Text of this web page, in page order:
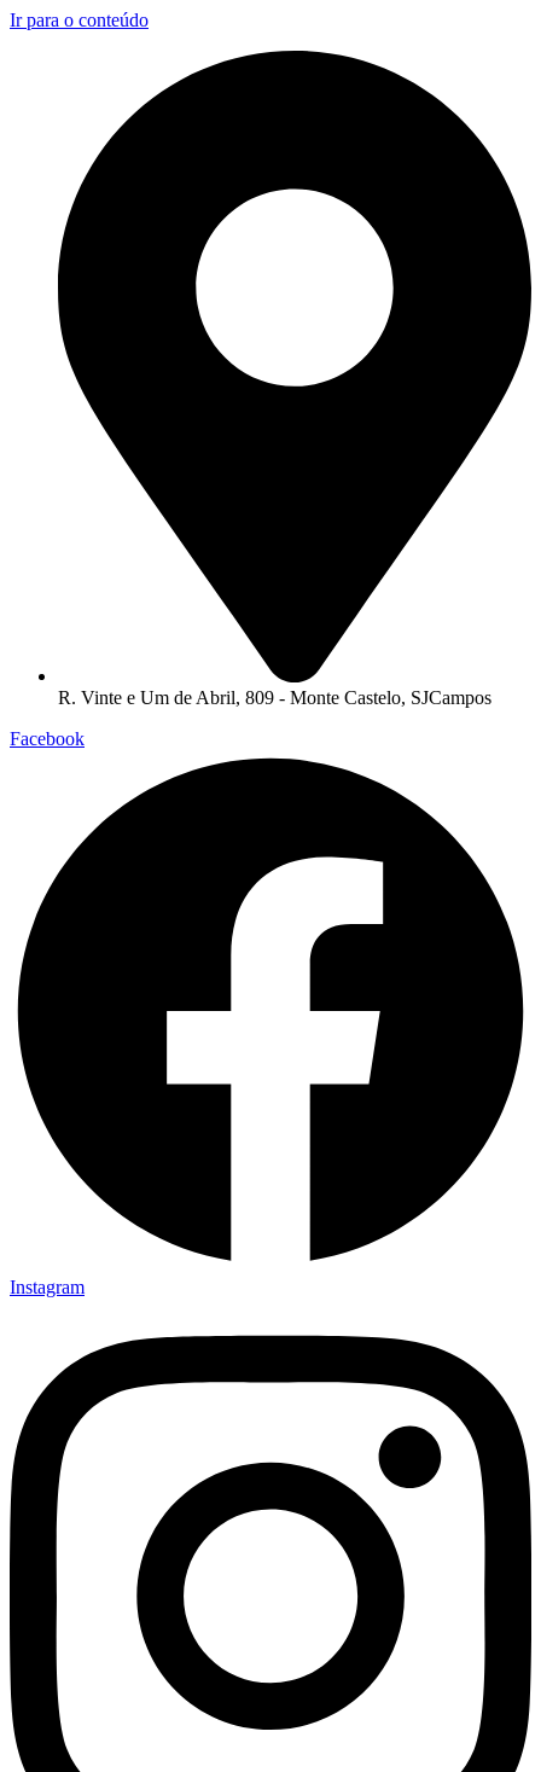
Ir para o conteúdo
R. Vinte e Um de Abril, 809 - Monte Castelo, SJCampos
Facebook
Instagram